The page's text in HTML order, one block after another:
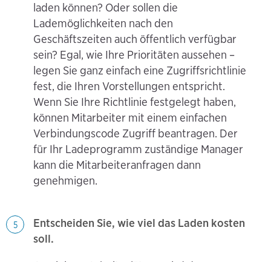
laden können? Oder sollen die
Lademöglichkeiten nach den
Geschäftszeiten auch öffentlich verfügbar
sein? Egal, wie Ihre Prioritäten aussehen –
legen Sie ganz einfach eine Zugriffsrichtlinie
fest, die Ihren Vorstellungen entspricht.
Wenn Sie Ihre Richtlinie festgelegt haben,
können Mitarbeiter mit einem einfachen
Verbindungscode Zugriff beantragen. Der
für Ihr Ladeprogramm zuständige Manager
kann die Mitarbeiteranfragen dann
genehmigen.
5
Entscheiden Sie, wie viel das Laden kosten
soll.